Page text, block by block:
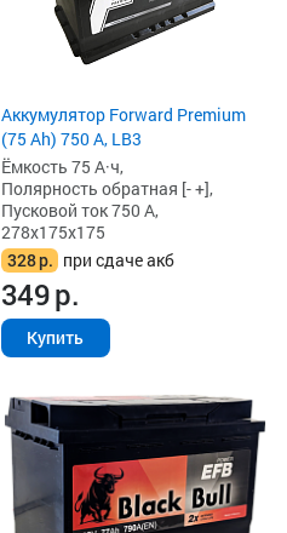
Аккумулятор Forward Premium
(75 Ah) 750 А, LB3
Ёмкость 75 А·ч,
Полярность обратная [- +],
Пусковой ток 750 А,
278x175x175
328р. при сдаче акб
349р.
Купить